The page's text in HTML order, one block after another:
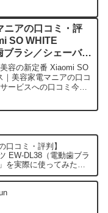
ニアの口コミ・評
SO WHITE
ブラシ／シェーバ
に使ってみた正直感
容の新定番 Xiaomi SO
美容家電マニアの口コ
ービスへの口コミ今
口コミ・評判】
EW-DL38（電動歯ブラ
を実際に使ってみた正